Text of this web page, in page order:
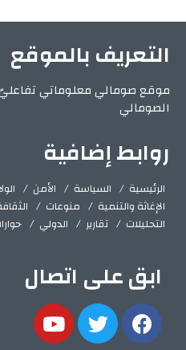
التعريف بالموقع
موقع صومالي معلوماتي
الصومالي
روابط إضافية
الرئيسية السياسة الأمن
الإغاثة والتنمية
منوعات
التحليلات
تقارير الدولي
ابق على اتصال